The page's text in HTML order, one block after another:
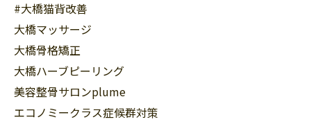
#大橋猫背改善
大橋マッサージ
大橋骨格矯正
大橋ハーブピーリング
美容整骨サロンplume
エコノミークラス症候群対策